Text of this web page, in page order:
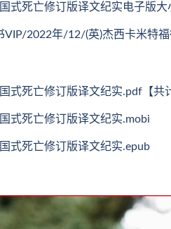
式死亡修订版译文纪实电子版大
VIP/2022年/12/(英)杰西卡米特
式死亡修订版译文纪实.pdf【共
式死亡修订版译文纪实.mobi
式死亡修订版译文纪实.epub